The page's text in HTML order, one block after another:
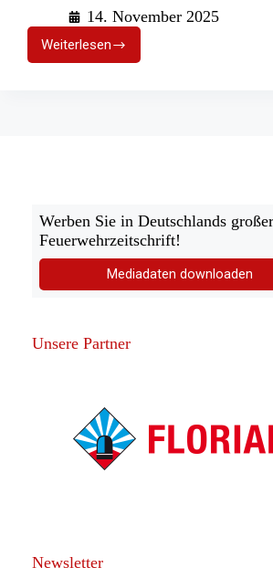
14. November 2025
Weiterlesen
„Der
Mensch
Werben Sie in Deutschlands großer
Feuerwehrzeitschrift!
Mediadaten downloaden
Unsere Partner
Newsletter